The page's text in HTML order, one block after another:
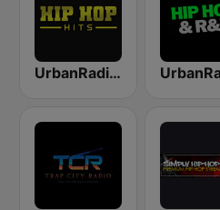
UrbanRadio - Hip Hop Hits